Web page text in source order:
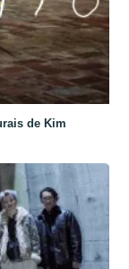
de Kim